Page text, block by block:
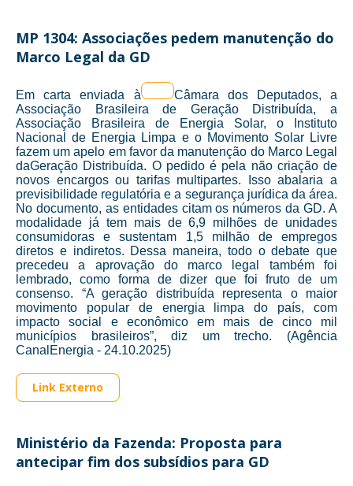
MP 1304: Associações pedem manutenção do
Marco Legal da GD
Em carta enviada à
Câmara dos Deputados, a
Associação Brasileira de Geração Distribuída, a
Associação Brasileira de Energia Solar, o Instituto
Nacional de Energia Limpa e o Movimento Solar Livre
fazem um apelo em favor da manutenção do Marco Legal
daGeração Distribuída. O pedido é pela não criação de
novos encargos ou tarifas multipartes. Isso abalaria a
previsibilidade regulatória e a segurança jurídica da área.
No documento, as entidades citam os números da GD. A
modalidade já tem mais de 6,9 milhões de unidades
consumidoras e sustentam 1,5 milhão de empregos
diretos e indiretos. Dessa maneira, todo o debate que
precedeu a aprovação do marco legal também foi
lembrado, como forma de dizer que foi fruto de um
consenso. “A geração distribuída representa o maior
movimento popular de energia limpa do país, com
impacto social e econômico em mais de cinco mil
municípios brasileiros”, diz um trecho. (Agência
CanalEnergia - 24.10.2025)
Link Externo
Ministério da Fazenda: Proposta para
antecipar fim dos subsídios para GD